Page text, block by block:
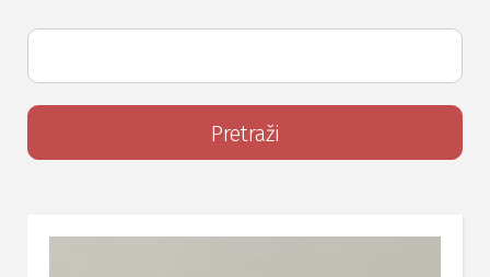
Search